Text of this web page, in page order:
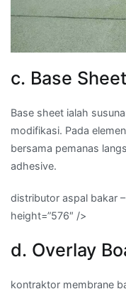
c. Base Sheet
Base sheet ialah
modifikasi. Pada
bersama pemanas
adhesive.
distributor aspal bakar
height=”576″ />
d. Overlay
kontraktor membrane